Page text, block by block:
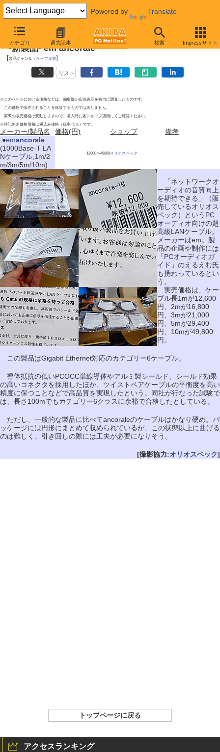
Powered by Translate
カテゴリ 過去記事 検索 Impressサイト
2011年8月6日号
-新製品- em ancorale
[製品ジャンル： ケーブル類]
リスト
※このページにおける価格などは、編集部が店頭表示を独自に調査したものです。
この価格で販売されることを保証するものではありません。
実際の販売価格は変動しますので、購入時に各ショップ店頭にてご確認ください。
※特記無き価格情報は税込み価格（税率=5％）です。
メーカー/製品名 価格(円) ショップ
備考
●emancorale
(1000Base-T LA
Nケーブル,1m/2
m/3m/5m/10m)
12600〜49800オリオスペック
「ネットワークオ
ーディオの音質向上
を期待できる」（販
売しているオリオス
ペック）というPC
オーディオ向けの超
高級LANケーブル。
メーカーはem。製
品の企画や制作には
「PCオーディオガ
イド」のえるえむ氏
も携わっているとい
う。
実売価格は、ケー
ブル長1mが12,600
円、2mが16,800
円、3mが21,000
円、5mが29,400
円、10mが49,800
円。
この製品はGigabit Ethernet対応のカテゴリー6ケーブル。
導体抵抗の低いPCOCC単線導体やアルミ製シールド、シールド効果
の高いコネクタを採用したほか、ツイストペアケーブルの平衡度を高い
精度に保つことなどで高品質を実現したという。同社が行なった試験で
は、長さ100mでもカテゴリー6クラスに余裕で合格したとしている。
ただし、一般的な製品に比べてancoraleのケーブルはかなり硬め。パ
ッケージには円形にまとめて収められているが、この状態以上に曲げる
のは難しく、引き回しの際には工夫が必要になりそう。
[撮影協力:オリオスペック]
トップページに戻る
アクセスランキング